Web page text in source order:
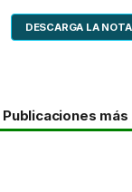
DESCARGA LA NOTA
Publicaciones